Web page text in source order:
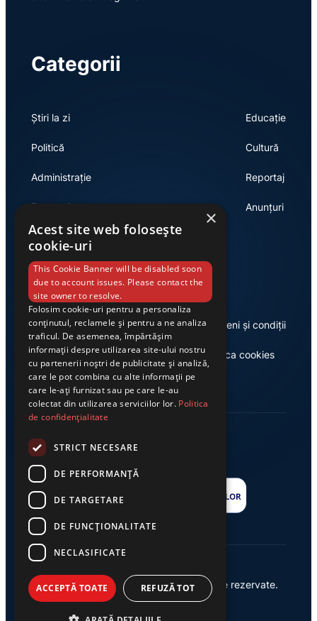
Categorii
Știri la zi
Politică
Administrație
Economie
Educație
Cultură
Reportaj
Anunțuri
Link-uri utile
Despre noi
Casa de editură Exclusiv
Termeni și condiții
Politica cookies
© 2026 Ziarul Exclusiv – Toate drepturile rezervate.
Powered by {AW}
×
Acest site web folosește
cookie-uri
This Cookie Banner will be disabled soon
due to account issues. Please contact the
site owner to resolve.
Folosim cookie-uri pentru a personaliza
conținutul, reclamele și pentru a ne analiza
traficul. De asemenea, împărtășim
informații despre utilizarea site-ului nostru
cu partenerii noștri de publicitate și analiză,
care le pot combina cu alte informații pe
care le-ați furnizat sau pe care le-au
colectat din utilizarea serviciilor lor. Politica
de confidențialitate
STRICT NECESARE
DE PERFORMANȚĂ
DE TARGETARE
DE FUNCŢIONALITATE
NECLASIFICATE
ACCEPTĂ TOATE REFUZĂ TOT